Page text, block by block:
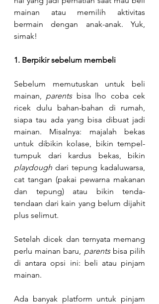
mainan atau memilih aktivitas
bermain dengan anak-anak. Yuk,
simak!
1. Berpikir sebelum membeli
Sebelum memutuskan untuk beli
mainan, parents bisa lho coba cek
ricek dulu bahan-bahan di rumah,
siapa tau ada yang bisa dibuat jadi
mainan. Misalnya: majalah bekas
untuk dibikin kolase, bikin tempel-
playdough dari tepung kadaluwarsa,
cat tangan (pakai pewarna makanan
dan tepung) atau bikin tenda-
tendaan dari kain yang belum dijahit
plus selimut.
Setelah dicek dan ternyata memang
perlu mainan baru, parents bisa pilih
di antara opsi ini: beli atau pinjam
mainan.
Ada banyak platform untuk pinjam